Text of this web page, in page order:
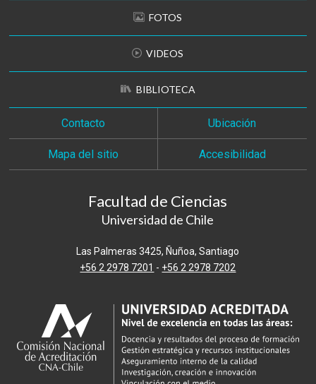
FOTOS
VIDEOS
BIBLIOTECA
Contacto Ubicación
Mapa del sitio Accesibilidad
Facultad de Ciencias
Universidad de Chile
Las Palmeras 3425, Ñuñoa, Santiago
+56 2 2978 7201 - +56 2 2978 7202